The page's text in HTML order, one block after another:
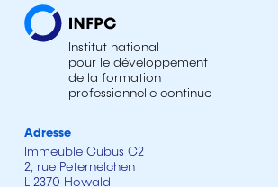
Institut national
pour le développement
de la formation
professionnelle continue
Adresse
Immeuble Cubus C2
2, rue Peternelchen
L-2370 Howald